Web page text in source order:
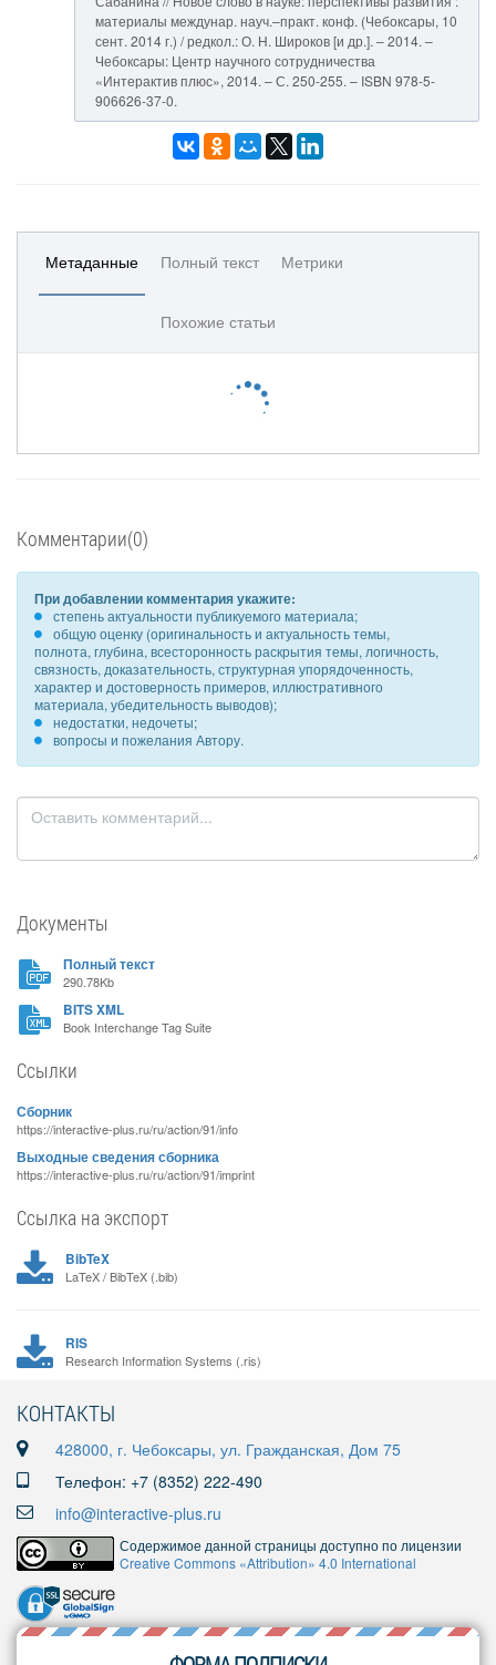
материалы междунар. науч.–практ. конф. (Чебоксары, 10
сент. 2014 г.) / редкол.: О. Н. Широков [и др.]. – 2014. –
Чебоксары: Центр научного сотрудничества
«Интерактив плюс», 2014. – С. 250-255. – ISBN 978-5-
906626-37-0.
Метаданные Полный текст Метрики
Похожие статьи
Комментарии(0)
При добавлении комментария укажите:
степень актуальности публикуемого материала;
общую оценку (оригинальность и актуальность темы,
полнота, глубина, всесторонность раскрытия темы, логичность,
связность, доказательность, структурная упорядоченность,
характер и достоверность примеров, иллюстративного
материала, убедительность выводов);
недостатки, недочеты;
вопросы и пожелания Автору.
Документы
Полный текст
290.78Kb
BITS XML
Book Interchange Tag Suite
Ссылки
Сборник
https://interactive-plus.ru/ru/action/91/info
Выходные сведения сборника
https://interactive-plus.ru/ru/action/91/imprint
Ссылка на экспорт
BibTeX
LaTeX / BibTeX (.bib)
RIS
Research Information Systems (.ris)
КОНТАКТЫ
428000, г. Чебоксары, ул. Гражданская, Дом 75
Телефон: +7 (8352) 222-490
info@interactive-plus.ru
Содержимое данной страницы доступно по лицензии
Creative Commons «Attribution» 4.0 International